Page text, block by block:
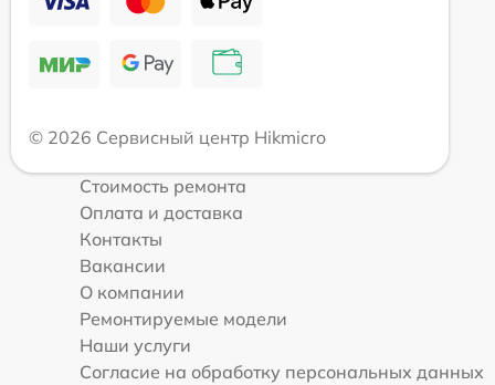
© 2026 Сервисный центр Hikmicro
Стоимость ремонта
Оплата и доставка
Контакты
Вакансии
О компании
Ремонтируемые модели
Наши услуги
Согласие на обработку персональных данных